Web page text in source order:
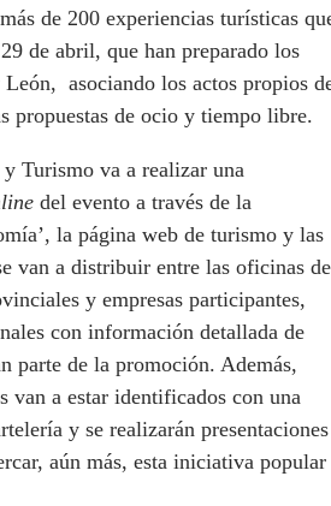
de 200 experiencias turísticas
de abril, que han preparado los
asociando los actos propios
propuestas de ocio y tiempo libre.
Turismo va a realizar una
del evento a través de la
la página web de turismo y las
van a distribuir entre las oficinas de
y empresas participantes,
con información detallada de
parte de la promoción. Además,
van a estar identificados con una
y se realizarán presentaciones
aún más, esta iniciativa popular